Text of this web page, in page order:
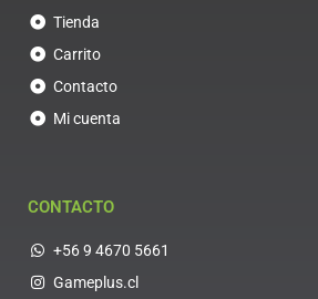
Tienda
Carrito
Contacto
Mi cuenta
CONTACTO
+56 9 4670 5661
Gameplus.cl